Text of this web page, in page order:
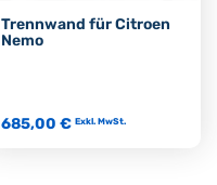
Trennwand für Citroen
Nemo
685,00 € Exkl. MwSt.